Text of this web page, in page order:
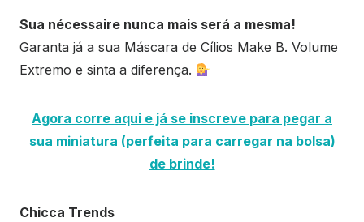
Sua nécessaire nunca mais será a mesma!
Garanta já a sua Máscara de Cílios Make B. Volume
Extremo e sinta a diferença.
Agora corre aqui e já se inscreve para pegar a
sua miniatura (perfeita para carregar na bolsa)
de brinde!
Chicca Trends